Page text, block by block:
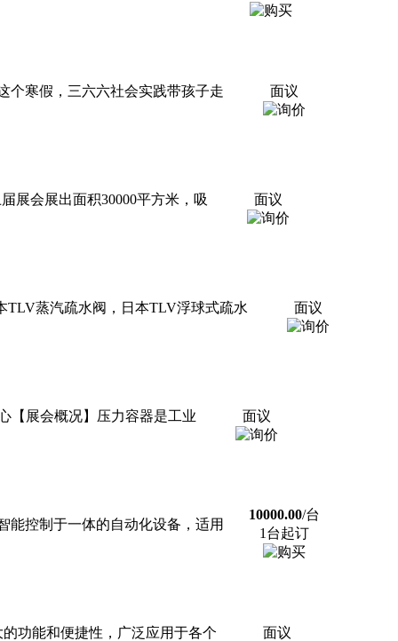
个寒假，三六六社会实践带孩子走 面议
展会展出面积30000平方米，吸 面议
TLV蒸汽疏水阀，日本TLV浮球式疏水 面议
【展会概况】压力容器是工业 面议
能控制于一体的自动化设备，适用
10000.00/台
1台起订
功能和便捷性，广泛应用于各个 面议